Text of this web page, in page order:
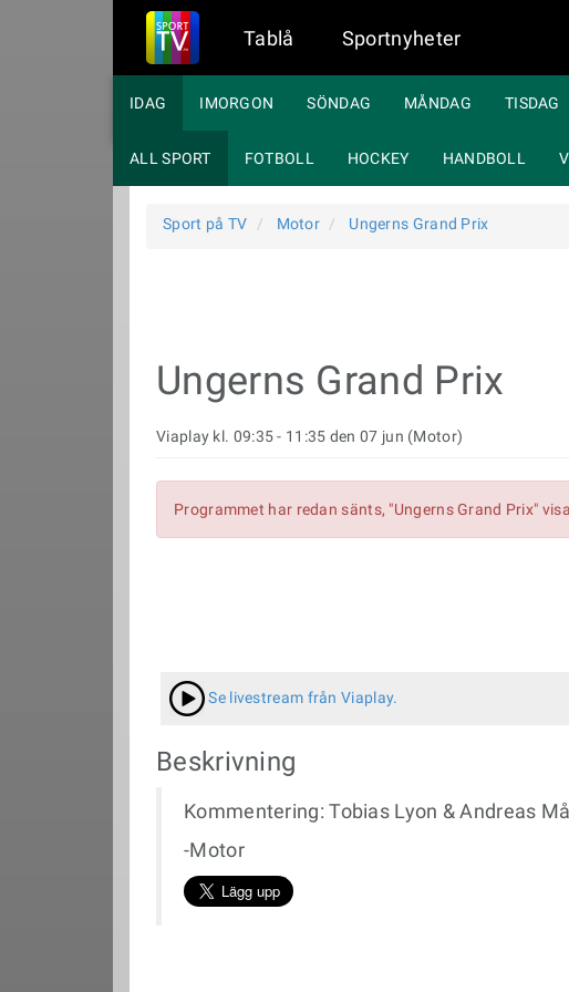
Tablå Sportnyheter
IDAG IMORGON SÖNDAG MÅNDAG TISDAG
ALL SPORT FOTBOLL HOCKEY HANDBOLL
Sport på TV Motor Ungerns Grand Prix
Ungerns Grand Prix
Viaplay kl. 09:35 - 11:35 den 07 jun (Motor)
Programmet har redan sänts, "Ungerns Grand Prix"
Se livestream från Viaplay.
Beskrivning
Kommentering: Tobias Lyon & Andreas
-Motor